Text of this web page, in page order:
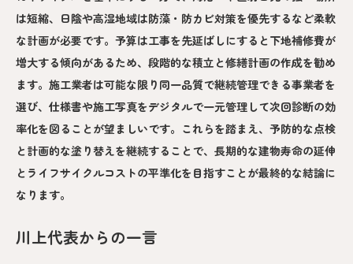
は短縮、日陰や高湿地域は防藻・防カビ対策を優先するなど柔軟
な計画が必要です。予算は工事を先延ばしにすると下地補修費が
増大する傾向があるため、段階的な積立と修繕計画の作成を勧め
ます。施工業者は可能な限り同一品質で継続管理できる事業者を
選び、仕様書や施工写真をデジタルで一元管理して次回診断の効
率化を図ることが望ましいです。これらを踏まえ、予防的な点検
と計画的な塗り替えを継続することで、長期的な建物寿命の延伸
とライフサイクルコストの平準化を目指すことが最終的な結論に
なります。
川上代表からの一言